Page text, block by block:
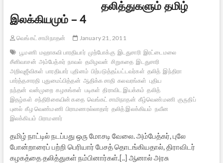
தலித்துகளும் தமிழ்
இலக்கியமும் – 4
வெங்கட் சாமிநாதன்
January 21, 2011
பூமணி மஹாகவி பாரதியார் முற்போக்கு இடதுசாரி இரட்டைமலை
சீனிவாசன் அம்பேத்கர் நாவல் தமிழவன் சிறுகதை இடதுசாரி
அறிவுஜீவிகள் பாரதியார் புதினம் பிற்படுத்தப்பட்டவர்கள் தலித் இந்திரா
பார்த்தசாரதி புதுமைப்பித்தன் ஆதிக்க சாதி கலவரங்கள் புதிய
நந்தன் வன்முறை கழகங்கள் படிகள் திராவிட இயக்கம் தலித்
இதழ்கள் சந்திரிகையின் கதை வெங்கட் சாமிநாதன் கீழ்வெண்மணி குருதிப்
புனல் கீழ வெண்மணி பிராமணரல்லாதார் தலித் இலக்கியம் நவீன
இலக்கியம் பிராமணர்
தமிழ் நாட்டில் நடப்பது ஒரு மோசடி வேலை. அம்பேத்கர், புலே
போன்றாரைப் பற்றி பெரியார் பேசத் தொடங்கியதால், திராவிடர்
கழகத்தை தலித்துகள் நம்பினார்கள்.[..] ஆனால் அரசு